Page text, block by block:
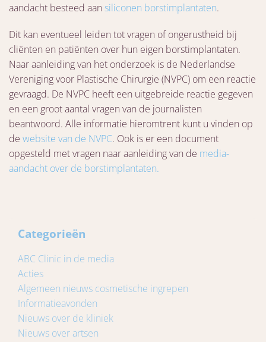
aandacht besteed aan siliconen borstimplantaten.
Dit kan eventueel leiden tot vragen of ongerustheid bij
cliënten en patiënten over hun eigen borstimplantaten.
Naar aanleiding van het onderzoek is de Nederlandse
Vereniging voor Plastische Chirurgie (NVPC) om een reactie
gevraagd. De NVPC heeft een uitgebreide reactie gegeven
en een groot aantal vragen van de journalisten
beantwoord. Alle informatie hieromtrent kunt u vinden op
de website van de NVPC. Ook is er een document
opgesteld met vragen naar aanleiding van de media-
aandacht over de borstimplantaten.
Categorieën
ABC Clinic in de media
Acties
Algemeen nieuws cosmetische ingrepen
Informatieavonden
Nieuws over de kliniek
Nieuws over artsen